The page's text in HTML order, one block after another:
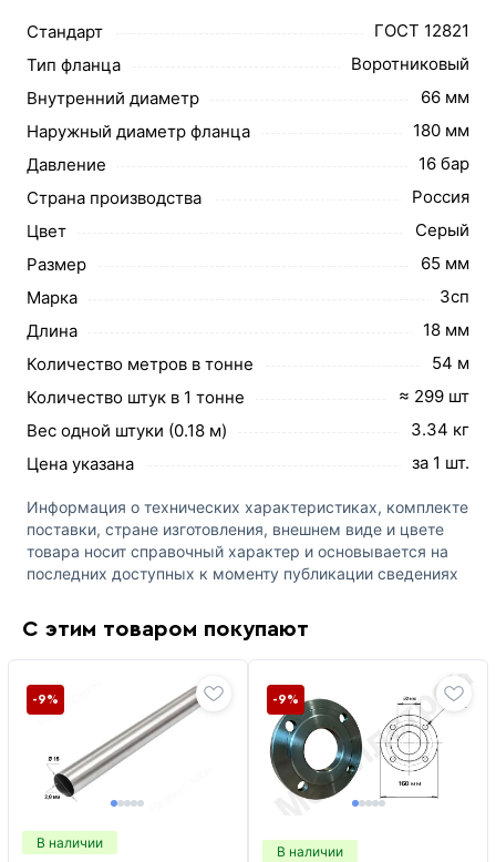
Стандарт
ГОСТ 12821
Тип фланца
Воротниковый
Внутренний диаметр
66 мм
Наружный диаметр фланца
180 мм
Давление
16 бар
Страна производства
Россия
Цвет
Серый
Размер
65 мм
Марка
3сп
Длина
18 мм
Количество метров в тонне
54 м
Количество штук в 1 тонне
≈ 299 шт
Вес одной штуки (0.18 м)
3.34 кг
Цена указана
за 1 шт.
Информация о технических характеристиках, комплекте
поставки, стране изготовления, внешнем виде и цвете
товара носит справочный характер и основывается на
последних доступных к моменту публикации сведениях
С этим товаром покупают
В наличии
-9%
В наличии
-9%